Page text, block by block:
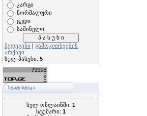
კარგი
ნორმალური
ცუდი
საშინელი
შედეგები | გამოკითხვების
არქივი
სულ პასუხი: 5
ᲡᲢᲐᲢᲘᲡᲢᲘᲙᲐ
სულ ონლაინში: 1
სტუმარი: 1